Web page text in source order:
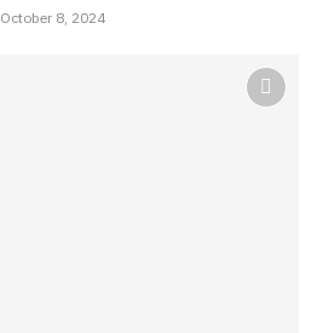
October 8, 2024